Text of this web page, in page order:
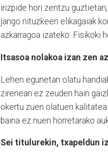
irizpide hori zentzu
jango nituzkeen elikagaiak
azkarragoa izateko. Fisikoki
Itsasoa nolakoa izan zen
Lehen egunetan olatu
zirenean ez zeuden hain
okertu zuen olatuen
baina ez nuen horretarako
Sei titulurekin, txapeldun